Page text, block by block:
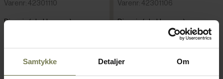
Samtykke Detaljer Om
Varenr: 42301110
Din pris (ekskl. moms)
På lager
Læg i kurv
Varenr: 42301106
Din pris (ekskl. moms)
Læg i kurv